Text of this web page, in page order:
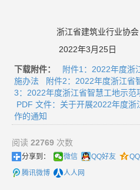
浙江省建筑业行业协会
2022年3月25日
下载附件：
附件1：2022年度浙
施办法
附件2：2022年度浙江省
3：2022年度浙江省智慧工地示范
PDF 文件：关于开展2022年度
作的通知
阅读 22769 次数
分享到： 微信 QQ好友
腾讯微博
人人网